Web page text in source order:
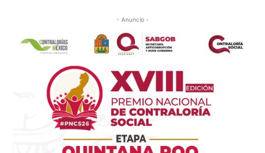
- Anuncio -